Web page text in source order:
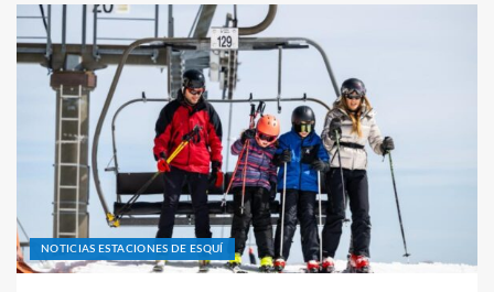
NOTICIAS ESTACIONES DE ESQUÍ